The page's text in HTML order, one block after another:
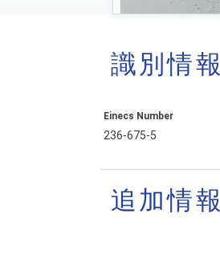
識別情報
Einecs Number
236-675-5
追加情報